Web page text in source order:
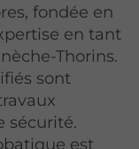
fondée en
en tant
Thorins.
sont
sécurité.
est